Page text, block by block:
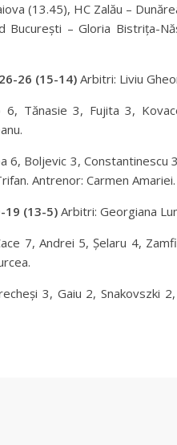
(13.45), HC Zalău –
București – Gloria Bistrița-
26-26 (15-14) Arbitri: Liviu
6, Tănasie 3, Fujita 3,
6, Boljevic 3, Constantinescu
Antrenor: Carmen Amariei.
19 (13-5) Arbitri: Georgiana
7, Andrei 5, Șelaru 4,
3, Gaiu 2, Snakovszki